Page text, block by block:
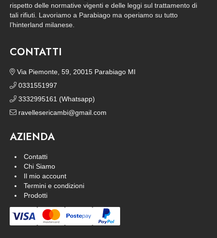
rispetto delle normative vigenti e delle leggi sul trattamento di
tali rifiuti. Lavoriamo a Parabiago ma operiamo su tutto
l’hinterland milanese.
CONTATTI
Via Piemonte, 59, 20015 Parabiago MI
0331551997
3332995161 (Whatsapp)
ravellesericambi@gmail.com
AZIENDA
Contatti
Chi Siamo
Il mio account
Termini e condizioni
Prodotti